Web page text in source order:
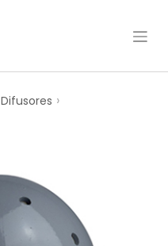
Difusores